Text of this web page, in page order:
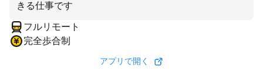
きる仕事です
フルリモート
完全歩合制
アプリで開く